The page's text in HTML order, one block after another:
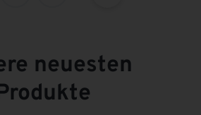
neuesten